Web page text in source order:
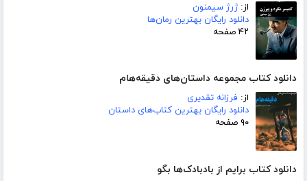
از:ژرژ سیمنون
دانلود رایگان بهترین رمان‌ها
۴۲ صفحه
دانلود کتاب مجموعه داستان‌های دقیقه‌هام
از: فرزانه تقدیری
دانلود رایگان بهترین کتاب‌های داستان
۹۰ صفحه
دانلود کتاب برایم از بادبادک‌ها بگو